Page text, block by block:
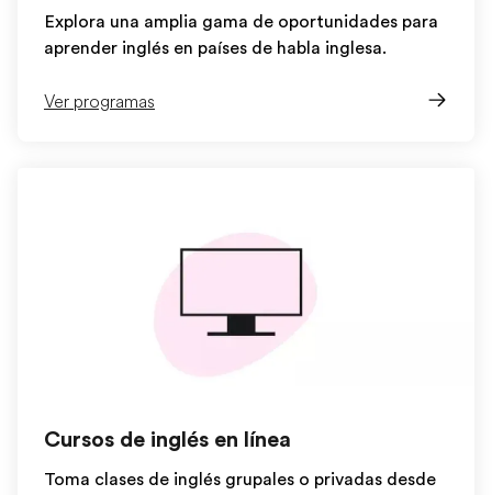
Explora una amplia gama de oportunidades para
aprender inglés en países de habla inglesa.
Ver programas
Cursos de inglés en línea
Toma clases de inglés grupales o privadas desde